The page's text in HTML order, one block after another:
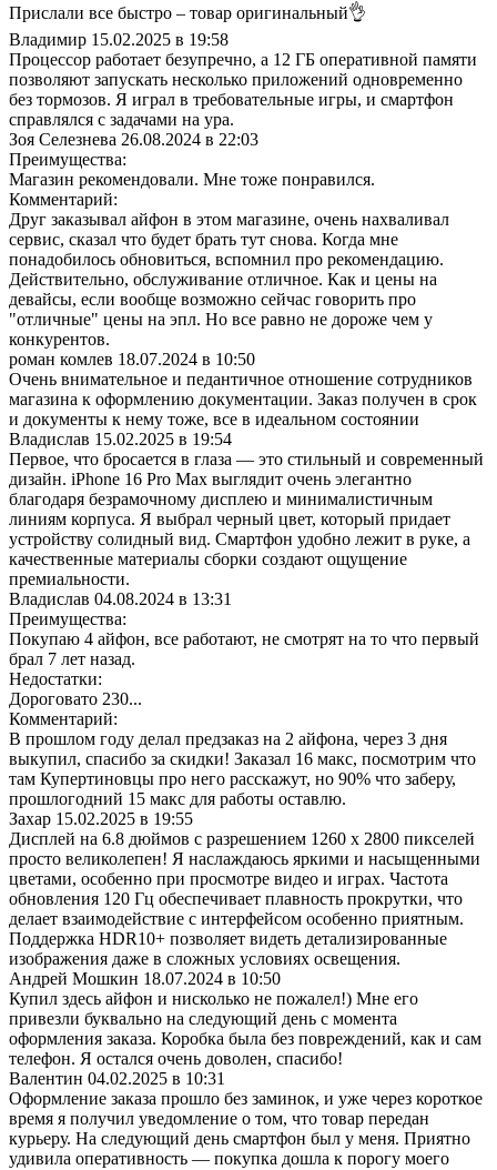
Прислали все быстро – товар оригинальный👌
Владимир 15.02.2025 в 19:58
Процессор работает безупречно, а 12 ГБ оперативной памяти
позволяют запускать несколько приложений одновременно
без тормозов. Я играл в требовательные игры, и смартфон
справлялся с задачами на ура.
Зоя Селезнева 26.08.2024 в 22:03
Преимущества:
Магазин рекомендовали. Мне тоже понравился.
Комментарий:
Друг заказывал айфон в этом магазине, очень нахваливал
сервис, сказал что будет брать тут снова. Когда мне
понадобилось обновиться, вспомнил про рекомендацию.
Действительно, обслуживание отличное. Как и цены на
девайсы, если вообще возможно сейчас говорить про
"отличные" цены на эпл. Но все равно не дороже чем у
конкурентов.
роман комлев 18.07.2024 в 10:50
Очень внимательное и педантичное отношение сотрудников
магазина к оформлению документации. Заказ получен в срок
и документы к нему тоже, все в идеальном состоянии
Владислав 15.02.2025 в 19:54
Первое, что бросается в глаза — это стильный и современный
дизайн. iPhone 16 Pro Max выглядит очень элегантно
благодаря безрамочному дисплею и минималистичным
линиям корпуса. Я выбрал черный цвет, который придает
устройству солидный вид. Смартфон удобно лежит в руке, а
качественные материалы сборки создают ощущение
премиальности.
Владислав 04.08.2024 в 13:31
Преимущества:
Покупаю 4 айфон, все работают, не смотрят на то что первый
брал 7 лет назад.
Недостатки:
Дороговато 230...
Комментарий:
В прошлом году делал предзаказ на 2 айфона, через 3 дня
выкупил, спасибо за скидки! Заказал 16 макс, посмотрим что
там Купертиновцы про него расскажут, но 90% что заберу,
прошлогодний 15 макс для работы оставлю.
Захар 15.02.2025 в 19:55
Дисплей на 6.8 дюймов с разрешением 1260 x 2800 пикселей
просто великолепен! Я наслаждаюсь яркими и насыщенными
цветами, особенно при просмотре видео и играх. Частота
обновления 120 Гц обеспечивает плавность прокрутки, что
делает взаимодействие с интерфейсом особенно приятным.
Поддержка HDR10+ позволяет видеть детализированные
изображения даже в сложных условиях освещения.
Андрей Мошкин 18.07.2024 в 10:50
Купил здесь айфон и нисколько не пожалел!) Мне его
привезли буквально на следующий день с момента
оформления заказа. Коробка была без повреждений, как и сам
телефон. Я остался очень доволен, спасибо!
Валентин 04.02.2025 в 10:31
Оформление заказа прошло без заминок, и уже через короткое
время я получил уведомление о том, что товар передан
курьеру. На следующий день смартфон был у меня. Приятно
удивила оперативность — покупка дошла к порогу моего